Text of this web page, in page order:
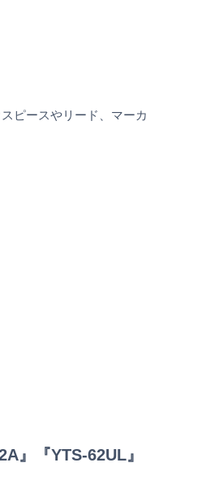
ピースやリード、マーカ
』『YTS-62UL』